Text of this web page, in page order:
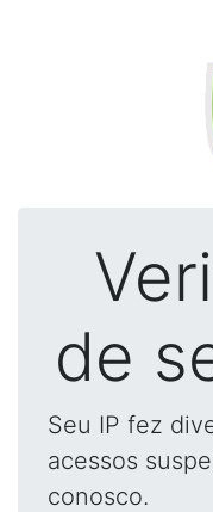
de
Seu IP fez
acessos
conosco.